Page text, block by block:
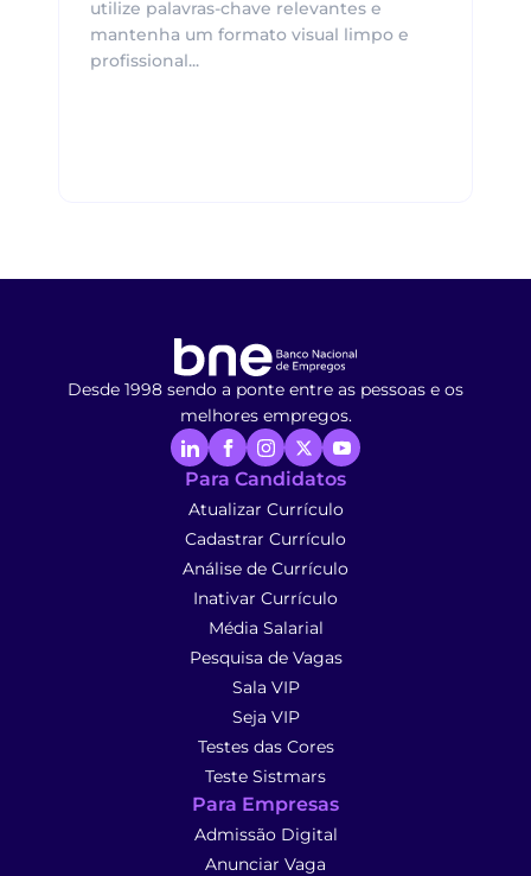
utilize palavras-chave relevantes e
mantenha um formato visual limpo e
profissional...
Desde 1998 sendo a ponte entre as pessoas e os
melhores empregos.
Para Candidatos
Atualizar Currículo
Cadastrar Currículo
Análise de Currículo
Inativar Currículo
Média Salarial
Pesquisa de Vagas
Sala VIP
Seja VIP
Testes das Cores
Teste Sistmars
Para Empresas
Admissão Digital
Anunciar Vaga